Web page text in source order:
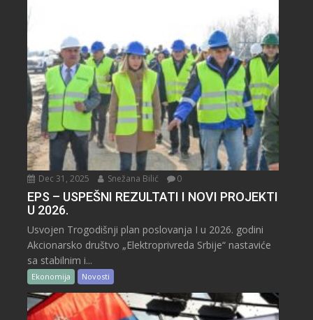
Dec 31, 2025 Snežana Bilić 0
EPS – USPEŠNI REZULTATI I NOVI PROJEKTI
U 2026.
Usvojen Trogodišnji plan poslovanja I u 2026. godini
Akcionarsko društvo „Elektroprivreda Srbije“ nastaviće
sa stabilnim i...
Ekonomija Novosti